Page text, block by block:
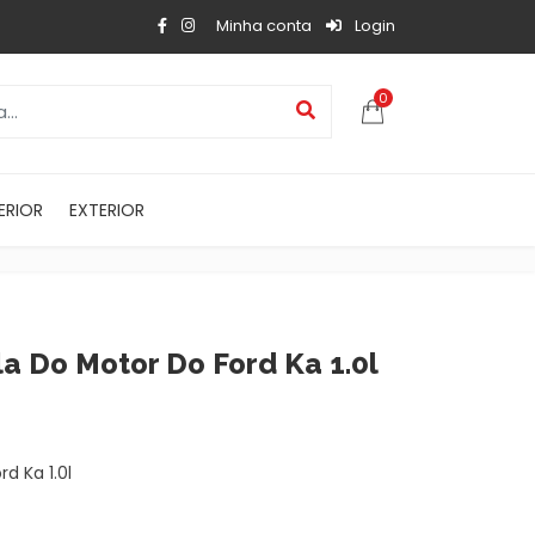
Minha conta Login
0
EXTERIOR
Do Motor Do Ford Ka 1.0l
Ka 1.0l